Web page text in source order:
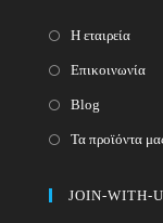
Η εταιρεία
Επικοινωνία
Blog
Τα προϊόντα
JOIN-WITH-